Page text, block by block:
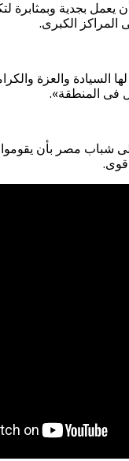
يعمل بجدية وبمثابرة
المراكز الكبرى.
السيادة والعزة
فى المنطقة».
مصر بأن يقوموا
قوى.